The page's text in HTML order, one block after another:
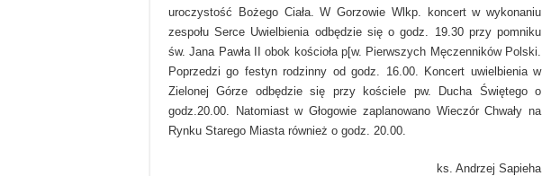
uroczystość Bożego Ciała. W Gorzowie Wlkp. koncert w wykonaniu
zespołu Serce Uwielbienia odbędzie się o godz. 19.30 przy pomniku
św. Jana Pawła II obok kościoła p[w. Pierwszych Męczenników Polski.
Poprzedzi go festyn rodzinny od godz. 16.00. Koncert uwielbienia w
Zielonej Górze odbędzie się przy kościele pw. Ducha Świętego o
godz.20.00. Natomiast w Głogowie zaplanowano Wieczór Chwały na
Rynku Starego Miasta również o godz. 20.00.
ks. Andrzej Sapieha